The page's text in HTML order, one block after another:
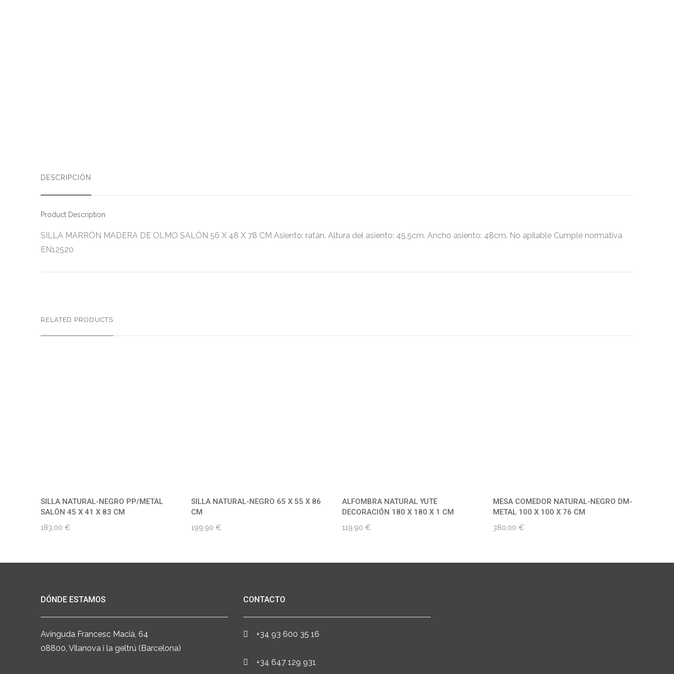
DESCRIPCIÓN
Product Description
SILLA MARRÓN MADERA DE OLMO SALÓN 56 X 48 X 78 CM Asiento: ratán. Altura del asiento: 45.5cm. Ancho asiento: 48cm. No apilable Cumple normativa
EN12520
RELATED PRODUCTS
SILLA NATURAL-NEGRO PP/METAL
SALÓN 45 X 41 X 83 CM
183,00 €
SILLA NATURAL-NEGRO 65 X 55 X 86
CM
199,90€
ALFOMBRA NATURAL YUTE
DECORACIÓN 180 X 180 X 1 CM
119,90 €
MESA COMEDOR NATURAL-NEGRO DM-
METAL 100 X 100 X 76 CM
380,00 €
DÓNDE ESTAMOS
Avinguda Francesc Macià, 64
08800, Vilanova i la geltrú (Barcelona)
CONTACTO
+34 93 600 35 16
+34 647 129 931